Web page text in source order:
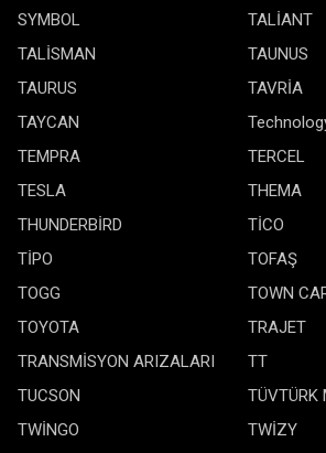
SYMBOL
TALİANT
TALİSMAN
TAUNUS
TAURUS
TAVRİA
TAYCAN
TEMPRA
TERCEL
TESLA
THEMA
THUNDERBİRD
TİCO
TİPO
TOFAŞ
TOGG
TOWN
TOYOTA
TRAJET
TRANSMİSYON ARIZALARI
TT
TUCSON
TÜVTÜRK
TWİNGO
TWİZY